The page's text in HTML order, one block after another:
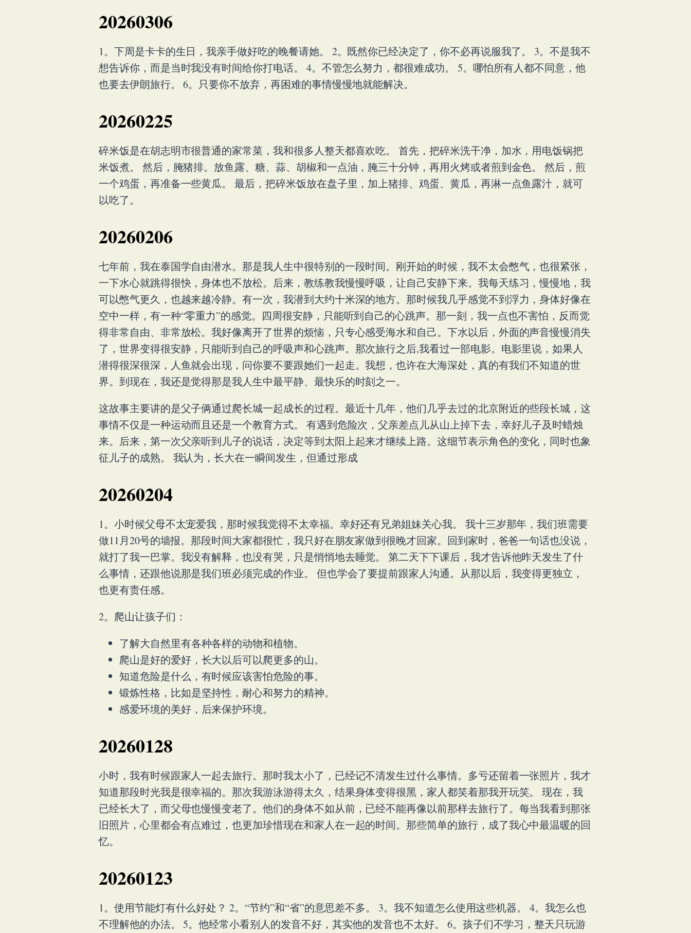
20260306
1。下周是卡卡的生日，我亲手做好吃的晚餐请她。 2。既然你已经决定了，你不必再说服我了。 3。不是我不
想告诉你，而是当时我没有时间给你打电话。 4。不管怎么努力，都很难成功。 5。哪怕所有人都不同意，他
也要去伊朗旅行。 6。只要你不放弃，再困难的事情慢慢地就能解决。
20260225
碎米饭是在胡志明市很普通的家常菜，我和很多人整天都喜欢吃。 首先，把碎米洗干净，加水，用电饭锅把
米饭煮。 然后，腌猪排。放鱼露、糖、蒜、胡椒和一点油，腌三十分钟，再用火烤或者煎到金色。 然后，煎
一个鸡蛋，再准备一些黄瓜。 最后，把碎米饭放在盘子里，加上猪排、鸡蛋、黄瓜，再淋一点鱼露汁，就可
以吃了。
20260206
七年前，我在泰国学自由潜水。那是我人生中很特别的一段时间。刚开始的时候，我不太会憋气，也很紧张，
一下水心就跳得很快，身体也不放松。后来，教练教我慢慢呼吸，让自己安静下来。我每天练习，慢慢地，我
可以憋气更久，也越来越冷静。有一次，我潜到大约十米深的地方。那时候我几乎感觉不到浮力，身体好像在
空中一样，有一种“零重力”的感觉。四周很安静，只能听到自己的心跳声。那一刻，我一点也不害怕，反而觉
得非常自由、非常放松。我好像离开了世界的烦恼，只专心感受海水和自己。下水以后，外面的声音慢慢消失
了，世界变得很安静，只能听到自己的呼吸声和心跳声。那次旅行之后,我看过一部电影。电影里说，如果人
潜得很深很深，人鱼就会出现，问你要不要跟她们一起走。我想，也许在大海深处，真的有我们不知道的世
界。到现在，我还是觉得那是我人生中最平静、最快乐的时刻之一。
这故事主要讲的是父子俩通过爬长城一起成长的过程。最近十几年，他们几乎去过的北京附近的些段长城，这
事情不仅是一种运动而且还是一个教育方式。 有遇到危险次，父亲差点儿从山上掉下去，幸好儿子及时蜡烛
来。后来，第一次父亲听到儿子的说话，决定等到太阳上起来才继续上路。这细节表示角色的变化，同时也象
征儿子的成熟。 我认为，长大在一瞬间发生，但通过形成
20260204
1。小时候父母不太宠爱我，那时候我觉得不太幸福。幸好还有兄弟姐妹关心我。 我十三岁那年，我们班需要
做11月20号的墙报。那段时间大家都很忙，我只好在朋友家做到很晚才回家。回到家时，爸爸一句话也没说，
就打了我一巴掌。我没有解释，也没有哭，只是悄悄地去睡觉。 第二天下下课后，我才告诉他昨天发生了什
么事情，还跟他说那是我们班必须完成的作业。 但也学会了要提前跟家人沟通。从那以后，我变得更独立，
也更有责任感。
2。爬山让孩子们：
了解大自然里有各种各样的动物和植物。
爬山是好的爱好，长大以后可以爬更多的山。
知道危险是什么，有时候应该害怕危险的事。
锻炼性格，比如是坚持性，耐心和努力的精神。
感爱环境的美好，后来保护环境。
20260128
小时，我有时候跟家人一起去旅行。那时我太小了，已经记不清发生过什么事情。多亏还留着一张照片，我才
知道那段时光我是很幸福的。那次我游泳游得太久，结果身体变得很黑，家人都笑着那我开玩笑。 现在，我
已经长大了，而父母也慢慢变老了。他们的身体不如从前，已经不能再像以前那样去旅行了。每当我看到那张
旧照片，心里都会有点难过，也更加珍惜现在和家人在一起的时间。那些简单的旅行，成了我心中最温暖的回
忆。
20260123
1。使用节能灯有什么好处？ 2。“节约”和“省”的意思差不多。 3。我不知道怎么使用这些机器。 4。我怎么也
不理解他的办法。 5。他经常小看别人的发音不好，其实他的发音也不太好。 6。孩子们不学习，整天只玩游